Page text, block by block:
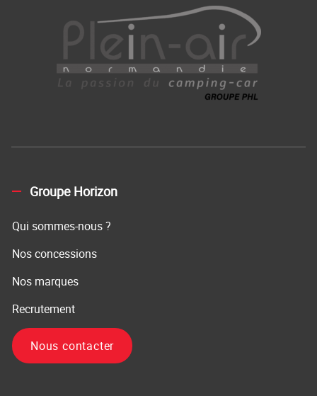
Groupe Horizon
Qui sommes-nous ?
Nos concessions
Nos marques
Recrutement
Nous contacter